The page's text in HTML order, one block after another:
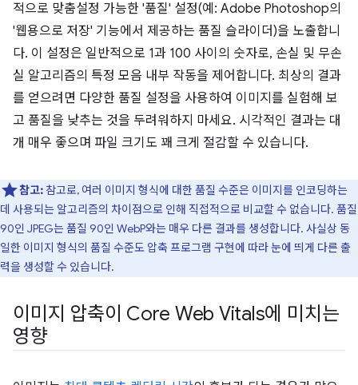
적으로 맞춤설정 가능한 '품질' 설정(예: Adobe Photoshop의
'웹용으로 저장' 기능에서 제공하는 품질 슬라이더)을 노출합니
다. 이 설정은 일반적으로 1과 100 사이의 숫자로, 손실 및 무손
실 알고리즘의 특정 모음 내부 작동을 제어합니다. 최상의 결과
를 얻으려면 다양한 품질 설정을 사용하여 이미지를 실험해 보
고 품질을 낮추는 것을 두려워하지 마세요. 시각적인 결과는 대
개 매우 좋으며 파일 크기도 꽤 크게 절감할 수 있습니다.
참고: 참고로, 여러 이미지 형식에 대한 품질 수준은 이미지를 인코딩하는
데 사용되는 알고리즘의 차이점으로 인해 직접적으로 비교할 수 없습니다. 품질
90인 JPEG는 품질 90인 WebP와는 매우 다른 결과를 생성합니다. 사실상 동
일한 이미지 형식의 품질 수준도 압축 프로그램 구현에 따라 눈에 띄게 다른 출
력을 생성할 수 있습니다.
이미지 압축이 Core Web Vitals에 미치는
영향